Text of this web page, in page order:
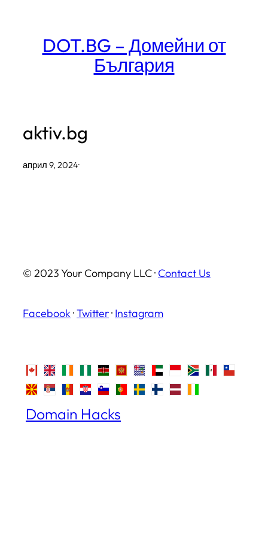
DOT.BG – Домейни от
България
aktiv.bg
април 9, 2024·
© 2023 Your Company LLC · Contact Us
Facebook ·Twitter· Instagram
Domain Hacks